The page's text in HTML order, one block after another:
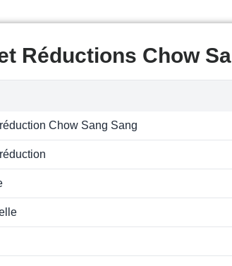
Réductions Chow
Chow Sang Sang